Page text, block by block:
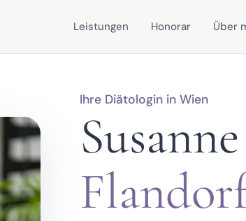
Leistungen Honorar Über
Ihre Diätologin in Wien
Susanne